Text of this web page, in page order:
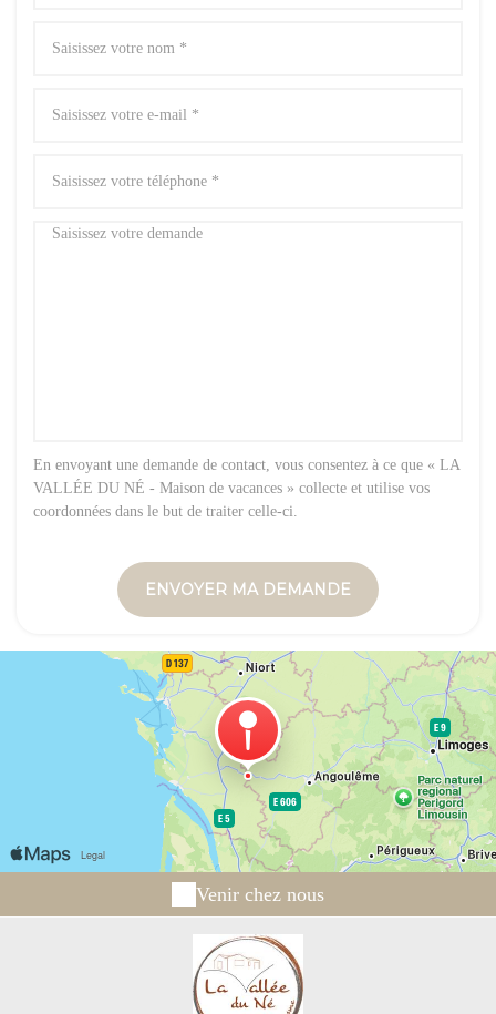
En envoyant une demande de contact, vous consentez à ce que « LA
VALLÉE DU NÉ - Maison de vacances » collecte et utilise vos
coordonnées dans le but de traiter celle-ci.
Venir chez nous